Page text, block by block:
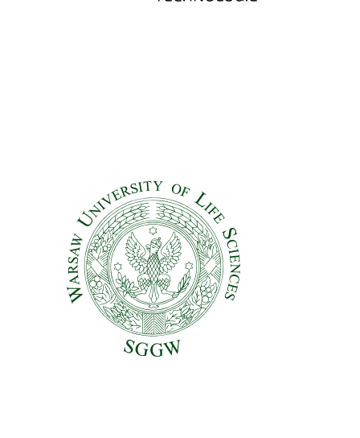
Warsaw University of Life Sciences (WULS-SGGW)
Partners Poland